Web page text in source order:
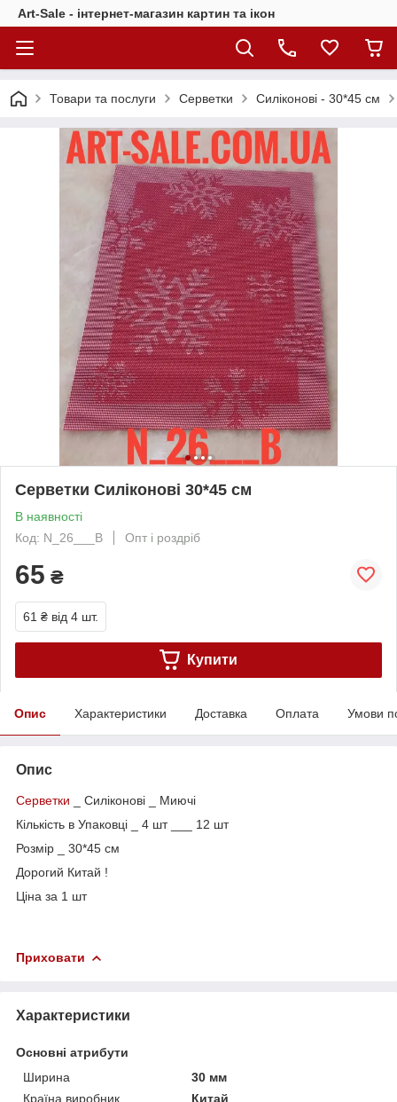
Art-Sale - інтернет-магазин картин та ікон
Товари та послуги Серветки Силіконові - 30*45 см
Серветки Силіконові 30*45 см
В наявності
Код: N_26___B
Опт і роздріб
65 ₴
61 ₴ від 4 шт.
Купити
Опис Характеристики Доставка Оплата Умови
Опис
Серветки _ Силіконові _ Миючі
Кількість в Упаковці _ 4 шт ___ 12 шт
Розмір _ 30*45 см
Дорогий Китай !
Ціна за 1 шт
Приховати
Характеристики
Основні атрибути
Ширина
30 мм
Країна виробник
Китай